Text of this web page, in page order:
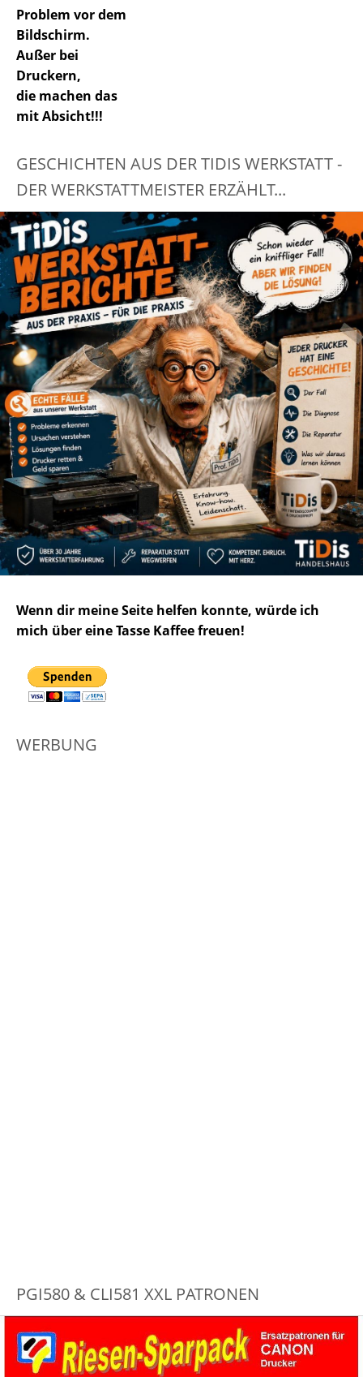
Problem vor dem
Bildschirm.
Außer bei
Druckern,
die machen das
mit Absicht!!!
GESCHICHTEN AUS DER TIDIS WERKSTATT -
DER WERKSTATTMEISTER ERZÄHLT...
Wenn dir meine Seite helfen konnte, würde ich
mich über eine Tasse Kaffee freuen!
WERBUNG
PGI580 & CLI581 XXL PATRONEN